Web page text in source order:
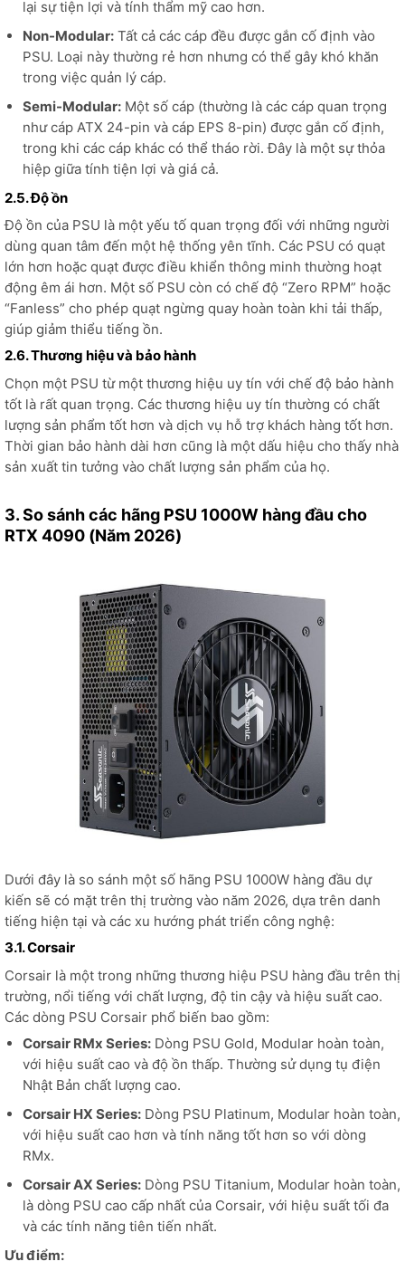
lại sự tiện lợi và tính thẩm mỹ cao hơn.
Non-Modular:Tất cả các cáp đều được gắn cố định vào
PSU. Loại này thường rẻ hơn nhưng có thể gây khó khăn
trong việc quản lý cáp.
Semi-Modular:Một số cáp (thường là các cáp quan trọng
như cáp ATX 24-pin và cáp EPS 8-pin) được gắn cố định,
trong khi các cáp khác có thể tháo rời. Đây là một sự thỏa
hiệp giữa tính tiện lợi và giá cả.
2.5. Độ ồn
Độ ồn của PSU là một yếu tố quan trọng đối với những người
dùng quan tâm đến một hệ thống yên tĩnh. Các PSU có quạt
lớn hơn hoặc quạt được điều khiển thông minh thường hoạt
động êm ái hơn. Một số PSU còn có chế độ “Zero RPM” hoặc
“Fanless” cho phép quạt ngừng quay hoàn toàn khi tải thấp,
giúp giảm thiểu tiếng ồn.
2.6. Thương hiệu và bảo hành
Chọn một PSU từ một thương hiệu uy tín với chế độ bảo hành
tốt là rất quan trọng. Các thương hiệu uy tín thường có chất
lượng sản phẩm tốt hơn và dịch vụ hỗ trợ khách hàng tốt hơn.
Thời gian bảo hành dài hơn cũng là một dấu hiệu cho thấy nhà
sản xuất tin tưởng vào chất lượng sản phẩm của họ.
3. So sánh các hãng PSU 1000W hàng đầu cho
RTX 4090 (Năm 2026)
Dưới đây là so sánh một số hãng PSU 1000W hàng đầu dự
kiến sẽ có mặt trên thị trường vào năm 2026, dựa trên danh
tiếng hiện tại và các xu hướng phát triển công nghệ:
3.1. Corsair
Corsair là một trong những thương hiệu PSU hàng đầu trên thị
trường, nổi tiếng với chất lượng, độ tin cậy và hiệu suất cao.
Các dòng PSU Corsair phổ biến bao gồm:
Corsair RMx Series:Dòng PSU Gold, Modular hoàn toàn,
với hiệu suất cao và độ ồn thấp. Thường sử dụng tụ điện
Nhật Bản chất lượng cao.
Corsair HX Series:Dòng PSU Platinum, Modular hoàn toàn,
với hiệu suất cao hơn và tính năng tốt hơn so với dòng
RMx.
Corsair AX Series:Dòng PSU Titanium, Modular hoàn toàn,
là dòng PSU cao cấp nhất của Corsair, với hiệu suất tối đa
và các tính năng tiên tiến nhất.
Ưu điểm: